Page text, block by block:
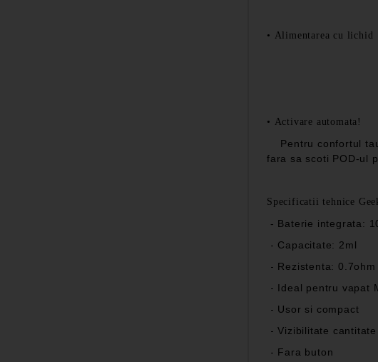
• Alimentarea cu lichid
• Activare automata!
Pentru confortul
fara sa scoti POD-ul
Specificatii tehnice
- Baterie integrata:
- Capacitate: 2ml
- Rezistenta:
- Ideal pentru vapat
- Usor si compact
- Vizibilitate
- Fara buton